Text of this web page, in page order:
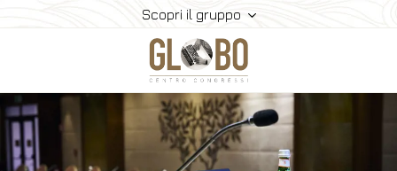
Scopri il gruppo
I Centri Congressi